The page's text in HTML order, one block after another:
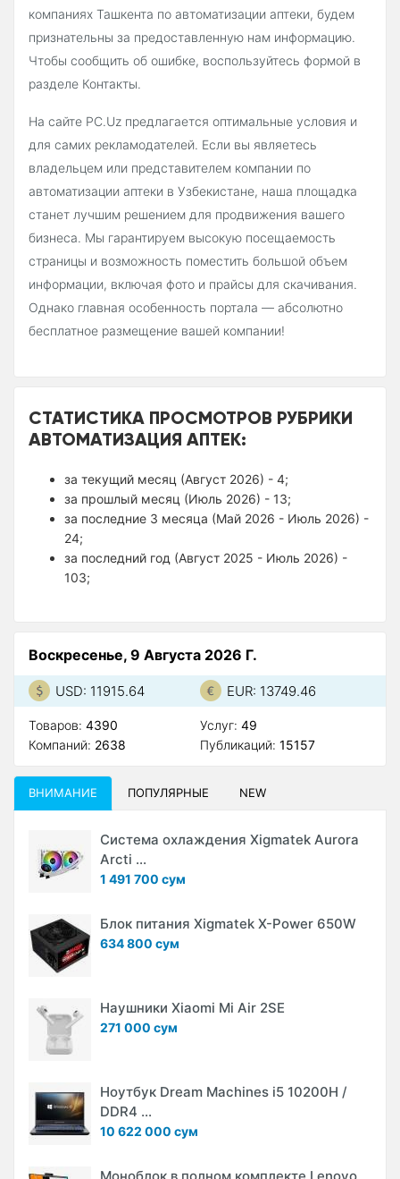
компаниях Ташкента по автоматизации аптеки, будем
признательны за предоставленную нам информацию.
Чтобы сообщить об ошибке, воспользуйтесь формой в
разделе Контакты.
На сайте PC.Uz предлагается оптимальные условия и
для самих рекламодателей. Если вы являетесь
владельцем или представителем компании по
автоматизации аптеки в Узбекистане, наша площадка
станет лучшим решением для продвижения вашего
бизнеса. Мы гарантируем высокую посещаемость
страницы и возможность поместить большой объем
информации, включая фото и прайсы для скачивания.
Однако главная особенность портала — абсолютно
бесплатное размещение вашей компании!
СТАТИСТИКА ПРОСМОТРОВ РУБРИКИ
АВТОМАТИЗАЦИЯ АПТЕК:
за текущий месяц (Август 2026) - 4;
за прошлый месяц (Июль 2026) - 13;
за последние 3 месяца (Май 2026 - Июль 2026) -
24;
за последний год (Август 2025 - Июль 2026) -
103;
Воскресенье, 9 Августа 2026 Г.
USD: 11915.64 EUR: 13749.46
Товаров: 4390
Компаний: 2638
Услуг: 49
Публикаций: 15157
ВНИМАНИЕ ПОПУЛЯРНЫЕ NEW
Система охлаждения Xigmatek Aurora
Arcti ...
1 491 700 сум
Блок питания Xigmatek X-Power 650W
634 800 сум
Наушники Xiaomi Mi Air 2SE
271 000 сум
Ноутбук Dream Machines i5 10200H /
DDR4 ...
10 622 000 сум